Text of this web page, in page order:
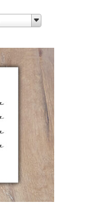
sortiert